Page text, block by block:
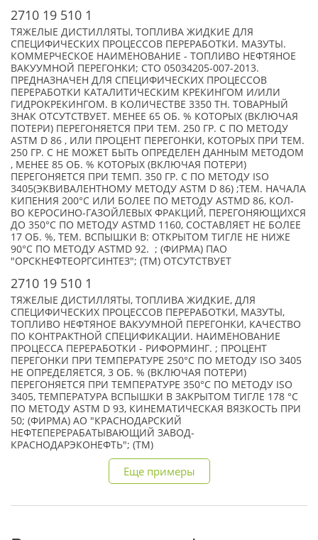
2710 19 510 1
ТЯЖЕЛЫЕ ДИСТИЛЛЯТЫ, ТОПЛИВА ЖИДКИЕ ДЛЯ
СПЕЦИФИЧЕСКИХ ПРОЦЕССОВ ПЕРЕРАБОТКИ. МАЗУТЫ.
КОММЕРЧЕСКОЕ НАИМЕНОВАНИЕ - ТОПЛИВО НЕФТЯНОЕ
ВАКУУМНОЙ ПЕРЕГОНКИ; СТО 05034205-007-2013.
ПРЕДНАЗНАЧЕН ДЛЯ СПЕЦИФИЧЕСКИХ ПРОЦЕССОВ
ПЕРЕРАБОТКИ КАТАЛИТИЧЕСКИМ КРЕКИНГОМ И/ИЛИ
ГИДРОКРЕКИНГОМ. В КОЛИЧЕСТВЕ 3350 ТН. ТОВАРНЫЙ
ЗНАК ОТСУТСТВУЕТ. МЕНЕЕ 65 ОБ. % КОТОРЫХ (ВКЛЮЧАЯ
ПОТЕРИ) ПЕРЕГОНЯЕТСЯ ПРИ ТЕМ. 250 ГР. С ПО МЕТОДУ
ASTM D 86 , ИЛИ ПРОЦЕНТ ПЕРЕГОНКИ, КОТОРЫХ ПРИ ТЕМ.
250 ГР. С НЕ МОЖЕТ БЫТЬ ОПРЕДЕЛЕН ДАННЫМ МЕТОДОМ
, МЕНЕЕ 85 ОБ. % КОТОРЫХ (ВКЛЮЧАЯ ПОТЕРИ)
ПЕРЕГОНЯЕТСЯ ПРИ ТЕМП. 350 ГР. С ПО МЕТОДУ ISO
3405(ЭКВИВАЛЕНТНОМУ МЕТОДУ ASTM D 86) ;ТЕМ. НАЧАЛА
КИПЕНИЯ 200°С ИЛИ БОЛЕЕ ПО МЕТОДУ ASTMD 86, КОЛ-
ВО КЕРОСИНО-ГАЗОЙЛЕВЫХ ФРАКЦИЙ, ПЕРЕГОНЯЮЩИХСЯ
ДО 350°С ПО МЕТОДУ ASTMD 1160, СОСТАВЛЯЕТ НЕ БОЛЕЕ
17 ОБ. %, ТЕМ. ВСПЫШКИ В: ОТКРЫТОМ ТИГЛЕ НЕ НИЖЕ
90°С ПО МЕТОДУ ASTMD 92. ; (ФИРМА) ПАО
"ОРСКНЕФТЕОРГСИНТЕЗ"; (TM) ОТСУТСТВУЕТ
2710 19 510 1
ТЯЖЕЛЫЕ ДИСТИЛЛЯТЫ, ТОПЛИВА ЖИДКИЕ, ДЛЯ
СПЕЦИФИЧЕСКИХ ПРОЦЕССОВ ПЕРЕРАБОТКИ, МАЗУТЫ,
ТОПЛИВО НЕФТЯНОЕ ВАКУУМНОЙ ПЕРЕГОНКИ, КАЧЕСТВО
ПО КОНТРАКТНОЙ СПЕЦИФИКАЦИИ. НАИМЕНОВАНИЕ
ПРОЦЕССА ПЕРЕРАБОТКИ - РИФОРМИНГ. ; ПРОЦЕНТ
ПЕРЕГОНКИ ПРИ ТЕМПЕРАТУРЕ 250°С ПО МЕТОДУ ISO 3405
НЕ ОПРЕДЕЛЯЕТСЯ, 3 ОБ. % (ВКЛЮЧАЯ ПОТЕРИ)
ПЕРЕГОНЯЕТСЯ ПРИ ТЕМПЕРАТУРЕ 350°С ПО МЕТОДУ ISO
3405, ТЕМПЕРАТУРА ВСПЫШКИ В ЗАКРЫТОМ ТИГЛЕ 178 °С
ПО МЕТОДУ ASTM D 93, КИНЕМАТИЧЕСКАЯ ВЯЗКОСТЬ ПРИ
50; (ФИРМА) АО "КРАСНОДАРСКИЙ
НЕФТЕПЕРЕРАБАТЫВАЮЩИЙ ЗАВОД-
КРАСНОДАРЭКОНЕФТЬ"; (TM)
Еще примеры